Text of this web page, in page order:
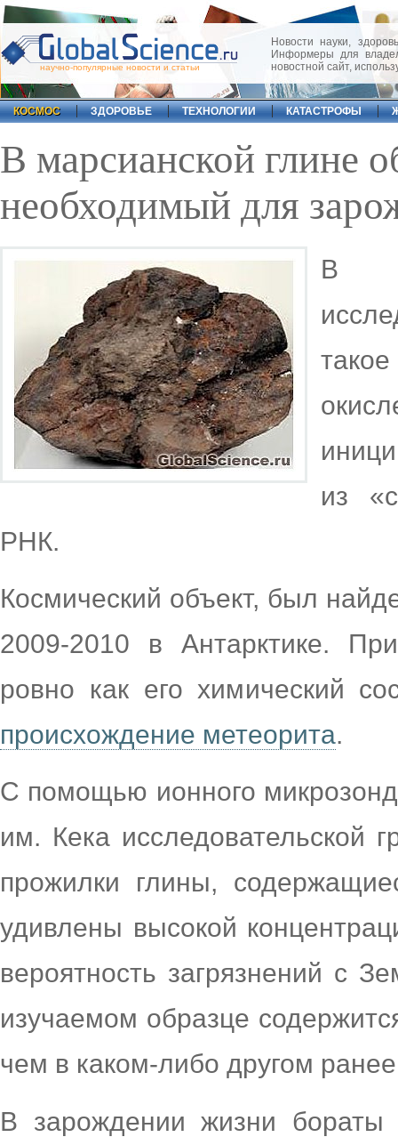
научно-популярные новости и статьи
Новости науки,
Информеры для
новостной сайт,
КОСМОС ЗДОРОВЬЕ ТЕХНОЛОГИИ КАТАСТРОФЫ
В марсианской глине
необходимый для
В
из
РНК.
Космический объект, был
2009-2010 в Антарктике.
ровно как его химический
происхождение метеорита.
С помощью ионного
им. Кека исследовательской
прожилки глины,
удивлены высокой
вероятность загрязнений с
изучаемом образце
чем в каком-либо другом
В зарождении жизни бораты